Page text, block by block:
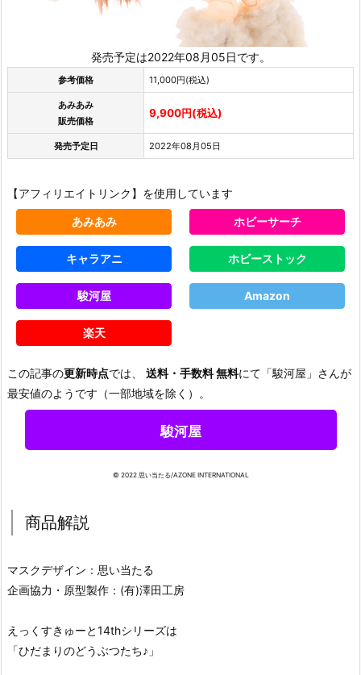
発売予定は2022年08月05日です。
参考価格 11,000円(税込)
あみあみ
販売価格
9,900円(税込)
発売予定日 2022年08月05日
【アフィリエイトリンク】を使用しています
あみあみ ホビーサーチ
キャラアニ ホビーストック
駿河屋 Amazon
楽天
この記事の更新時点では、 送料・手数料 無料にて「駿河屋」さんが
最安値のようです（一部地域を除く）。
駿河屋
© 2022 思い当たる/AZONE INTERNATIONAL
商品解説
マスクデザイン：思い当たる
企画協力・原型製作：(有)澤田工房
えっくすきゅーと14thシリーズは
「ひだまりのどうぶつたち♪」